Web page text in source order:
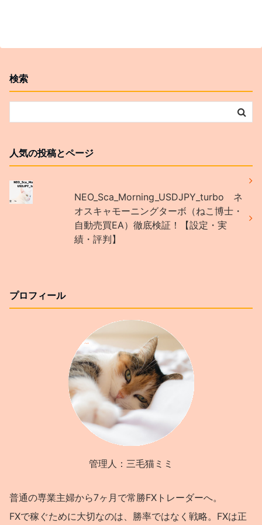
検索
人気の投稿とページ
NEO_Sca_Morning_USDJPY_turbo ネ
オスキャモーニングターボ（ねこ博士・
自動売買EA）徹底検証！【設定・実
績・評判】
プロフィール
管理人：三毛猫ミミ
普通の専業主婦から7ヶ月で常勝FXトレーダーへ。
FXで稼ぐために大切なのは、勝率ではなく戦略。FXは正